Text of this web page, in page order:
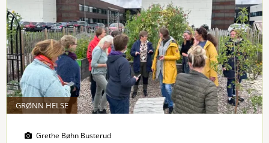
GRØNN HELSE
Grethe Bøhn Busterud